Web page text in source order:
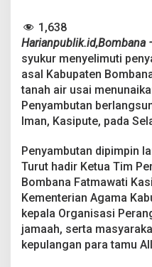
h
a
j
i
B
m
a
n
a
i
s
a
m
1,638
Harianpublik.id,Bombana
syukur menyelimuti
asal Kabupaten
tanah air usai
Penyambutan
Iman, Kasipute, pada
Penyambutan dipimpin
Turut hadir Ketua Tim
Bombana Fatmawati
Kementerian Agama
kepala Organisasi
jamaah, serta
kepulangan para tamu